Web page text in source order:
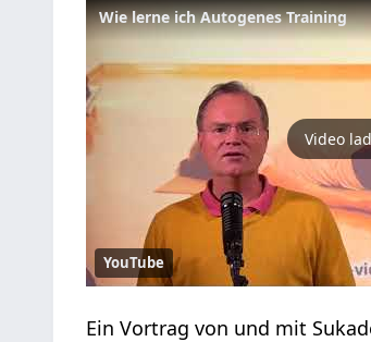
Wie lerne ich Autogenes Training
Video
YouTube
Ein Vortrag von und mit